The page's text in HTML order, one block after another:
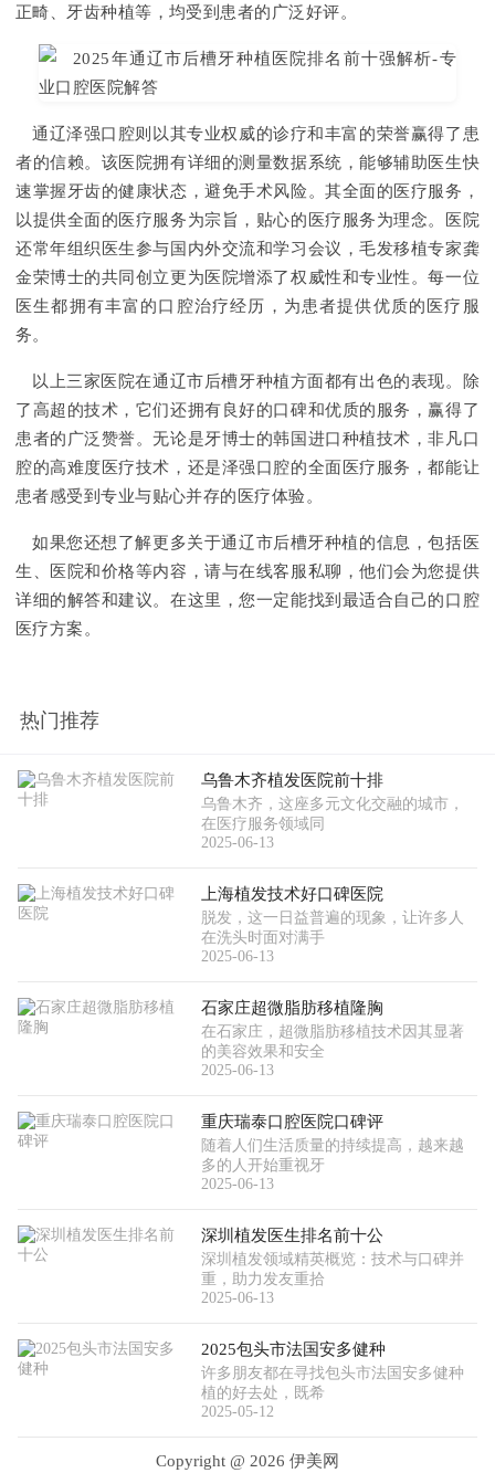
正畸、牙齿种植等，均受到患者的广泛好评。
通辽泽强口腔则以其专业权威的诊疗和丰富的荣誉赢得了患
者的信赖。该医院拥有详细的测量数据系统，能够辅助医生快
速掌握牙齿的健康状态，避免手术风险。其全面的医疗服务，
以提供全面的医疗服务为宗旨，贴心的医疗服务为理念。医院
还常年组织医生参与国内外交流和学习会议，毛发移植专家龚
金荣博士的共同创立更为医院增添了权威性和专业性。每一位
医生都拥有丰富的口腔治疗经历，为患者提供优质的医疗服
务。
以上三家医院在通辽市后槽牙种植方面都有出色的表现。除
了高超的技术，它们还拥有良好的口碑和优质的服务，赢得了
患者的广泛赞誉。无论是牙博士的韩国进口种植技术，非凡口
腔的高难度医疗技术，还是泽强口腔的全面医疗服务，都能让
患者感受到专业与贴心并存的医疗体验。
如果您还想了解更多关于通辽市后槽牙种植的信息，包括医
生、医院和价格等内容，请与在线客服私聊，他们会为您提供
详细的解答和建议。在这里，您一定能找到最适合自己的口腔
医疗方案。
热门推荐
乌鲁木齐植发医院前十排
乌鲁木齐，这座多元文化交融的城市，
在医疗服务领域同
2025-06-13
上海植发技术好口碑医院
脱发，这一日益普遍的现象，让许多人
在洗头时面对满手
2025-06-13
石家庄超微脂肪移植隆胸
在石家庄，超微脂肪移植技术因其显著
的美容效果和安全
2025-06-13
重庆瑞泰口腔医院口碑评
随着人们生活质量的持续提高，越来越
多的人开始重视牙
2025-06-13
深圳植发医生排名前十公
深圳植发领域精英概览：技术与口碑并
重，助力发友重拾
2025-06-13
2025包头市法国安多健种
许多朋友都在寻找包头市法国安多健种
植的好去处，既希
2025-05-12
Copyright @ 2026 伊美网